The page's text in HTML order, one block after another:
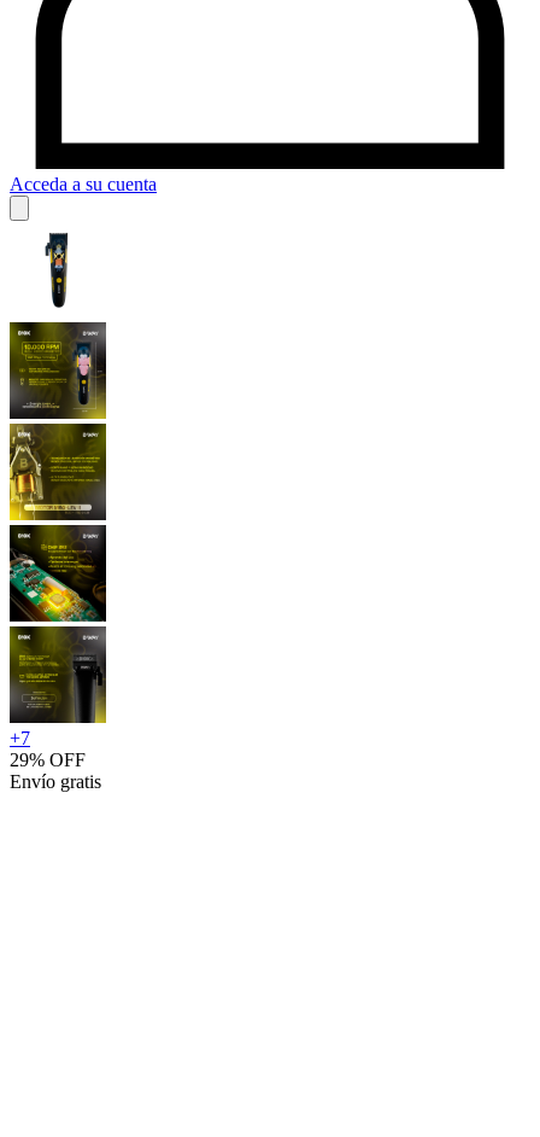
Acceda a su cuenta
+7
29% OFF
Envío gratis